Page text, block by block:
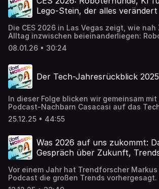
Digital-Health-Trends und machen den
Was funktioniert heute schon und was ist
Lego-Stein, der alles verändert
Die CES 2026 in Las Vegas zeigt, wie
Alltag inzwischen beieinanderliegen:
Gefährten, smarte Brillen und autonome
Unsere Expertinnen und Experten
Innovationen - und Entwicklungen, die
werden müssen.
08.01.26 • 30:24
Der Tech-Jahresrückblick 2025
In dieser Folge blicken wir gemeinsam mit
Podcast-Nachbarn Casacasi auf das
zurück. Wir sprechen über die prägenden
des Jahres, welche KI-Tools wirklich im
Außerdem geht es um unsere besten
Fehlkäufe und die inoffiziellen Tech-
Abschluss wagen wir einen Blick nach
25.12.25 • 44:55
Was 2026 auf uns zukommt:
Gespräch über Zukunft,
Vor einem Jahr hat Trendforscher Markus
Podcast die großen Trends
wir: Was ist eingetreten und was kommt